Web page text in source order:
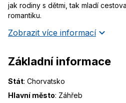
jak rodiny s dětmi, tak mladí
romantiku.
Zobrazit více informací
Základní informace
Stát: Chorvatsko
Hlavní město: Záhřeb